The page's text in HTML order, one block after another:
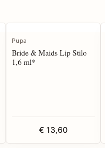
Pupa
Bride & Maids Lip Stilo
1,6 ml*
€ 13,60